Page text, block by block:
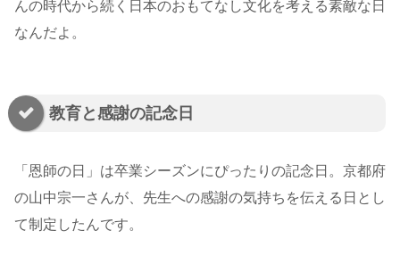
んの時代から続く日本のおもてなし文化を考える素敵な日
なんだよ。
教育と感謝の記念日
「恩師の日」は卒業シーズンにぴったりの記念日。京都府
の山中宗一さんが、先生への感謝の気持ちを伝える日とし
て制定したんです。